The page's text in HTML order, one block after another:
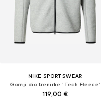
NIKE SPORTSWEAR
Gornji dio trenirke 'Tech Fleece'
119,00 €